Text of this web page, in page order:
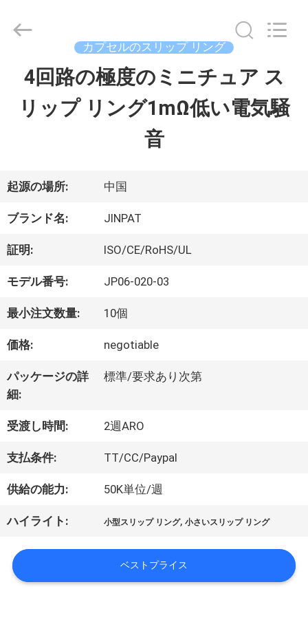
VR
シ
ョ
ー
私
達
に
つ
い
工
JINPAT
カプセルのスリップ リング
4回路の極度のミニチュア ス
リップ リング1mΩ低い電気騒
音
起源の場所: 中国
ブランド名: JINPAT
証明: ISO/CE/RoHS/UL
モデル番号: JP06-020-03
最小注文数量: 10個
価格: negotiable
パッケージの詳
細:
標準/要求あり次第
受渡し時間: 2週ARO
支払条件: TT/CC/Paypal
供給の能力: 50K単位/週
ハイライト: 小型スリップ リング,小さいスリップ リング
ベストプライス